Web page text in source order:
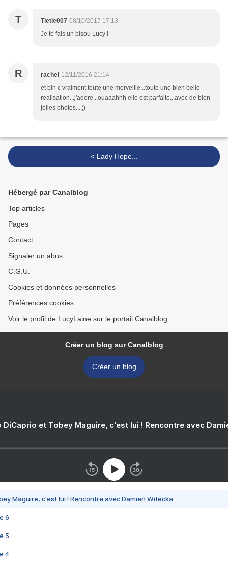
T Tietie007 08/10/2017 17:13
Je te fais un bisou Lucy !
R rachel 12/11/2016 21:14
et bin c vraiment toute une merveille...toute une bien belle
realisation...j'adore...ouaaahhh elle est parfaite...avec de bien
jolies photos....;)
< Lady Hope...
Hébergé par Canalblog
Top articles
Pages
Contact
Signaler un abus
C.G.U.
Cookies et données personnelles
Préférences cookies
Voir le profil de LucyLaine sur le portail Canalblog
Créer un blog sur Canalblog
Créer un blog
DiCaprio et Tobey Maguire, c'est lui ! Rencontre avec
Maguire, c'est lui ! Rencontre avec Damien Witecka
6
5
4